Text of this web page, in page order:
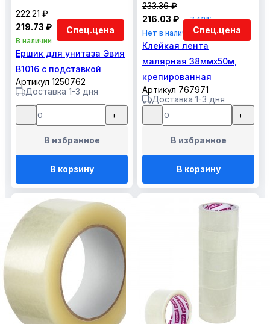
Спец.цена
222.21 ₽
219.73 ₽
-1.12%
В наличии
Ершик для унитаза Эвия
В1016 с подставкой
Артикул 1250762
Доставка 1-3 дня
- +
В избранное
В корзину
Спец.цена
233.36 ₽
216.03 ₽
-7.43%
Нет в наличии
Клейкая лента
малярная 38ммх50м,
крепированная
Артикул 767971
Доставка 1-3 дня
- +
В избранное
В корзину